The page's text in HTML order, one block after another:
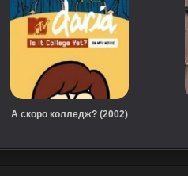
А скоро колледж? (2002)